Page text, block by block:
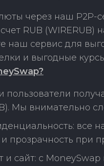
через наш P2P-
RUB
наш сервис для
и выгодные
Мы внимательно
прозрачность при
и сайт: с